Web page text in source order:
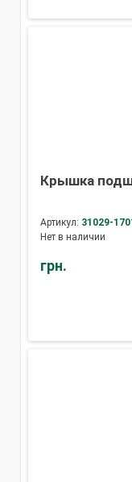
Крышка
Артикул: 31029-
Нет в наличии
грн.